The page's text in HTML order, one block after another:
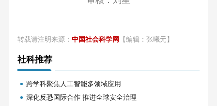
转载请注明来源： 中国社会科学网 【编辑：张曦元】
社科推荐
跨学科聚焦人工智能多领域应用
深化反恐国际合作 推进全球安全治理